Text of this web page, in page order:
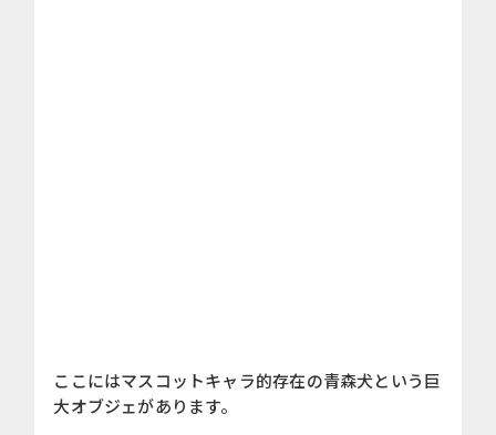
ここにはマスコットキャラ的存在の青森犬という巨
大オブジェがあります。